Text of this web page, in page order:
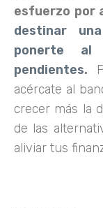
esfuerzo por
destinar
ponerte al
pendientes.
acércate al
crecer más la
de las
aliviar tus